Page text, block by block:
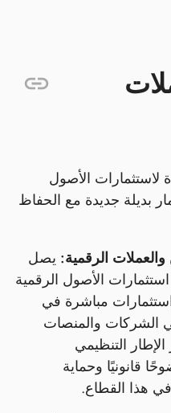
الأصول
بديلة جديدة مع الحفاظ
الرقمية: يصل
الأصول الرقمية
مباشرة في
الشركات والمنصات
التنظيمي
قانونيًا وحماية
في هذا القطاع.